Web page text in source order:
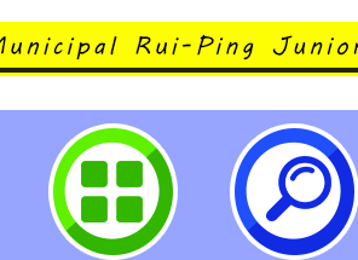
網站設計者：徐嘉